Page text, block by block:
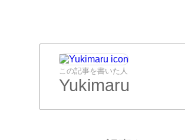
この記事を書いた人
Yukimaru